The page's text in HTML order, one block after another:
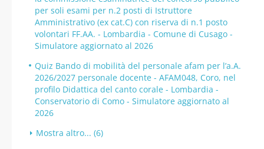
per soli esami per n.2 posti di Istruttore
Amministrativo (ex cat.C) con riserva di n.1 posto
volontari FF.AA. - Lombardia - Comune di Cusago -
Simulatore aggiornato al 2026
Quiz Bando di mobilità del personale afam per l’a.A.
2026/2027 personale docente - AFAM048, Coro, nel
profilo Didattica del canto corale - Lombardia -
Conservatorio di Como - Simulatore aggiornato al
2026
Mostra altro... (6)